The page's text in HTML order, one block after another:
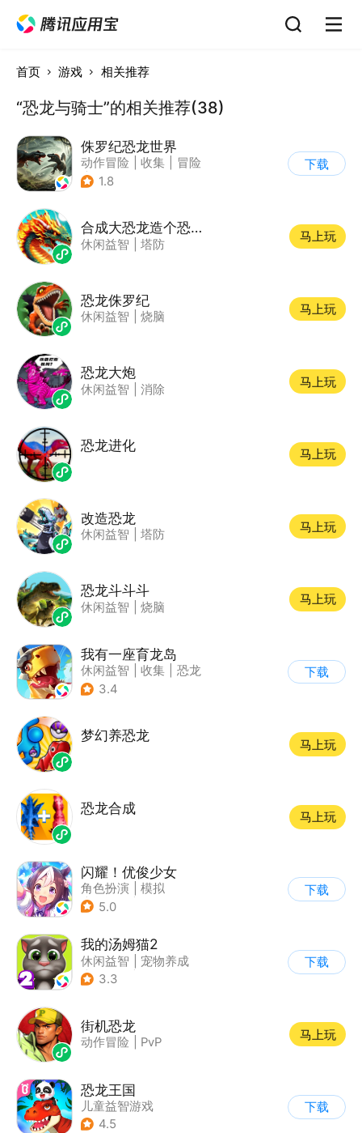
首页 游戏 相关推荐
“恐龙与骑士”的相关推荐(38)
侏罗纪恐龙世界
动作冒险 收集
冒险
| 写实
1.8
下载
合成大恐龙造个恐龙岛
休闲益智 塔防
马上玩
恐龙侏罗纪
休闲益智 烧脑
马上玩
恐龙大炮
休闲益智 消除
马上玩
恐龙进化
马上玩
改造恐龙
休闲益智 塔防
马上玩
恐龙斗斗斗
休闲益智 烧脑
马上玩
我有一座育龙岛
休闲益智 收集
恐龙
| 宠物养成
3.4
下载
梦幻养恐龙
马上玩
恐龙合成
马上玩
闪耀！优俊少女
角色扮演
模拟
| 女性向
5.0
下载
我的汤姆猫2
休闲益智
宠物养成
| 汤姆猫
3.3
下载
街机恐龙
动作冒险 PvP
马上玩
恐龙王国
儿童益智游戏
4.5
下载